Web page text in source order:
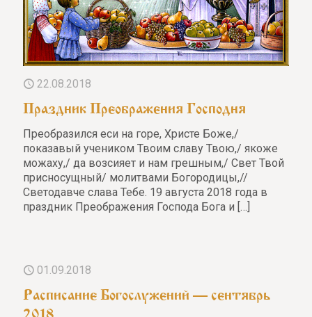
22.08.2018
Праздник Преображения Господня
Преобразился еси на горе, Христе Боже,/
показавый учеником Твоим славу Твою,/ якоже
можаху,/ да возсияет и нам грешным,/ Свет Твой
присносущный/ молитвами Богородицы,//
Светодавче слава Тебе. 19 августа 2018 года в
праздник Преображения Господа Бога и […]
01.09.2018
Расписание Богослужений — сентябрь
2018